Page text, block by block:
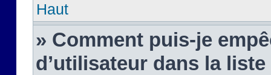
Haut
» Comment puis-je
d’utilisateur dans la